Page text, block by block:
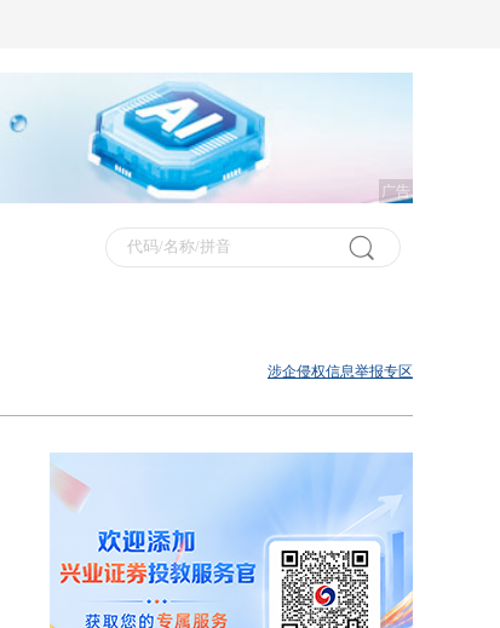
广告
涉企侵权信息举报专区